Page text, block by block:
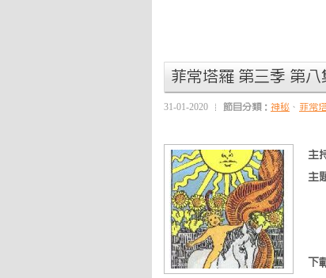
菲常塔羅 第三季 第
31-01-2020 節目分類： 神秘 、 菲常
主
主
下